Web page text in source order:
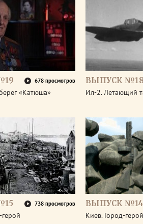
678 просмотров
«Катюша»
ВЫПУСК
Ил-2. Летающий
738 просмотров ВЫПУСК №14
Киев. Город-герой